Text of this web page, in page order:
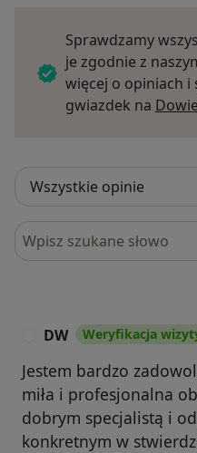
Sprawdzamy
je zgodnie z
więcej o opiniach i
gwiazdek na
Szukaj w opiniach
DW Weryfikacja
Jestem bardzo
miła i profesjonalna
dobrym specjalistą i
konkretnym w